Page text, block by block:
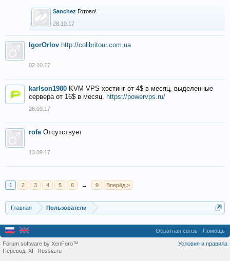
Sanchez Готово!
28.10.17
IgorOrlov http://colibritour.com.ua
02.10.17
karlson1980 KVM VPS хостинг от 4$ в месяц, выделенные
сервера от 16$ в месяц. https://powervps.ru/
26.09.17
rofa Отсутствует
13.09.17
1 2 3 4 5 6 → 9 Вперёд >
Главная Пользователи
Обратная связь Помощь
Условия и правила
Forum software by XenForo™
Перевод: XF-Russia.ru